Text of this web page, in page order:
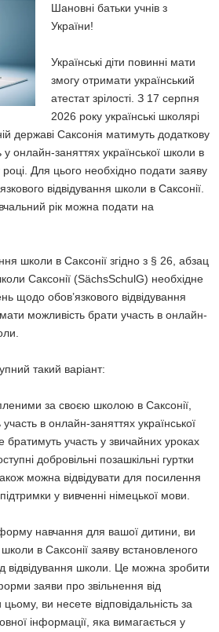
Шановні батьки учнів з
України!
Українські діти повинні мати
змогу отримати український
атестат зрілості. З 17 серпня
2026 року українські школярі
державі Саксонія матимуть додаткову
у онлайн-заняттях української школи в
Для цього необхідно подати заяву
відвідування школи в Саксонії.
рік можна подати на
школи в Саксонії згідно з § 26, абзац
Саксонії (SächsSchulG) необхідне
щодо обов’язкового відвідування
можливість брати участь в онлайн-
такий варіант:
за своєю школою в Саксонії,
в онлайн-заняттях української
участь у звичайних уроках
добровільні позашкільні гуртки
можна відвідувати для посилення
у вивченні німецької мови.
навчання для вашої дитини, ви
в Саксонії заяву встановленого
відвідування школи. Це можна зробити
заяви про звільнення від
ви несете відповідальність за
інформації, яка вимагається у